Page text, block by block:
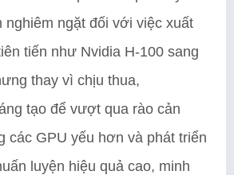
nghiêm ngặt đối với việc xuất
tiến như Nvidia H-100 sang
thay vì chịu thua,
tạo để vượt qua rào cản
các GPU yếu hơn và phát triển
luyện hiệu quả cao, minh